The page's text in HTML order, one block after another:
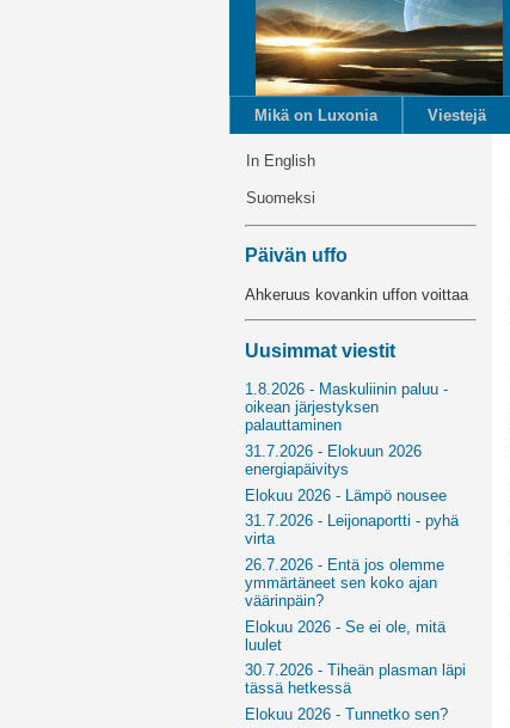
Mikä on Luxonia Viestejä
In English
Suomeksi
Päivän uffo
Ahkeruus kovankin uffon voittaa
Uusimmat viestit
1.8.2026 - Maskuliinin paluu -
oikean järjestyksen
palauttaminen
31.7.2026 - Elokuun 2026
energiapäivitys
Elokuu 2026 - Lämpö nousee
31.7.2026 - Leijonaportti - pyhä
virta
26.7.2026 - Entä jos olemme
ymmärtäneet sen koko ajan
väärinpäin?
Elokuu 2026 - Se ei ole, mitä
luulet
30.7.2026 - Tiheän plasman läpi
tässä hetkessä
Elokuu 2026 - Tunnetko sen?